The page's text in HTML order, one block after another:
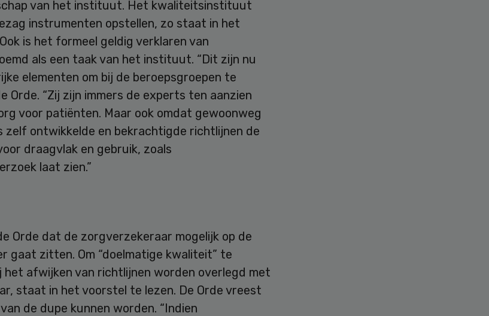
van het instituut. Het kwaliteitsinstituut
instrumenten opstellen, zo staat in het
is het formeel geldig verklaren van
als een taak van het instituut. “Dit zijn nu
elementen om bij de beroepsgroepen te
Orde. “Zij zijn immers de experts ten aanzien
voor patiënten. Maar ook omdat gewoonweg
zelf ontwikkelde en bekrachtigde richtlijnen de
draagvlak en gebruik, zoals
laat zien.”
Orde dat de zorgverzekeraar mogelijk op de
gaat zitten. Om “doelmatige kwaliteit” te
het afwijken van richtlijnen worden overlegd met
staat in het voorstel te lezen. De Orde vreest
de dupe kunnen worden. “Indien